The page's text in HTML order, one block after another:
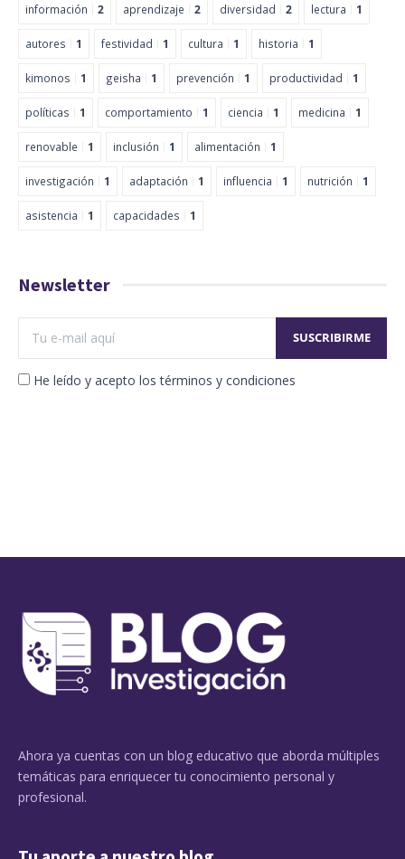
información 2 aprendizaje 2 diversidad 2 lectura 1
autores 1 festividad 1 cultura 1 historia 1
kimonos 1 geisha 1 prevención 1 productividad 1
políticas 1 comportamiento 1 ciencia 1 medicina 1
renovable 1 inclusión 1 alimentación 1
investigación 1 adaptación 1 influencia 1 nutrición 1
asistencia 1 capacidades 1
Newsletter
He leído y acepto los términos y condiciones
Ahora ya cuentas con un blog educativo que aborda múltiples
temáticas para enriquecer tu conocimiento personal y
profesional.